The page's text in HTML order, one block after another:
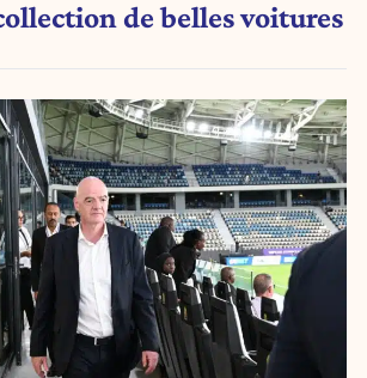
de belles voitures